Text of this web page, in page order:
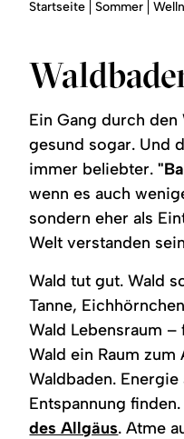
Region
Service
Sie
Startseite Sommer
Ein Gang durch den
gesund sogar. Und
immer beliebter.
wenn es auch
sondern eher als
Welt verstanden
Wald tut gut. Wald
Tanne,
Wald Lebensraum
Wald ein Raum zum
Waldbaden.
Entspannung
des Allgäus. Atme